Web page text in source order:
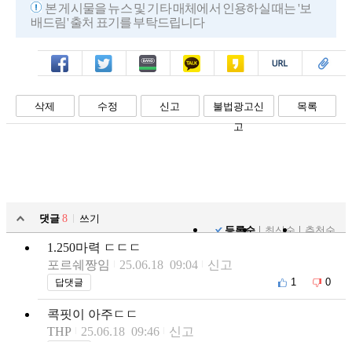
본 게시물을 뉴스 및 기타 매체에서 인용하실 때는 '보
배드림' 출처 표기를 부탁드립니다
페북 트윗 밴드 카톡 카스 복사 스크랩
삭제 수정 신고
불법광고신
고
목록
댓글 8
쓰기
등록순
최신순 추천순
1.250마력 ㄷㄷㄷ
포르쉐짱임
25.06.18 09:04 신고
답댓글 1 0
콕핏이 아주ㄷㄷ
THP
25.06.18 09:46 신고